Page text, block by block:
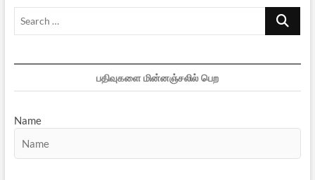
Search
பதிவுகளை மின்னஞ்சலில் பெற
Name